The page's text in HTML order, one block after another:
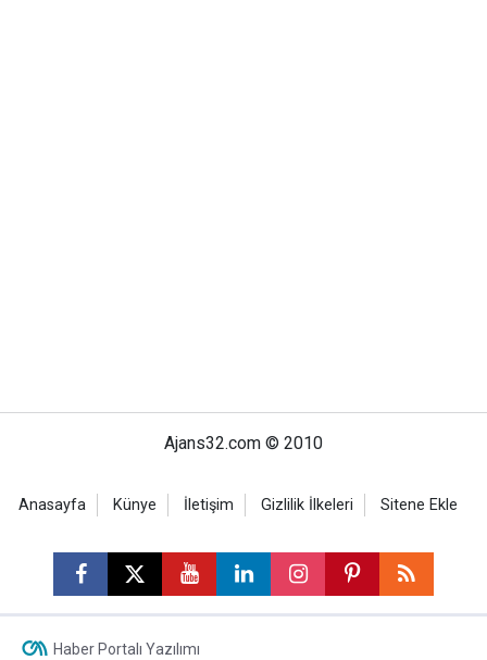
Ajans32.com © 2010
Anasayfa Künye İletişim Gizlilik İlkeleri Sitene Ekle
Haber Portalı Yazılımı